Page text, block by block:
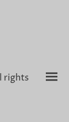
rights